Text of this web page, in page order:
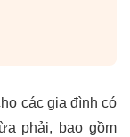
các gia đình có
phải, bao gồm